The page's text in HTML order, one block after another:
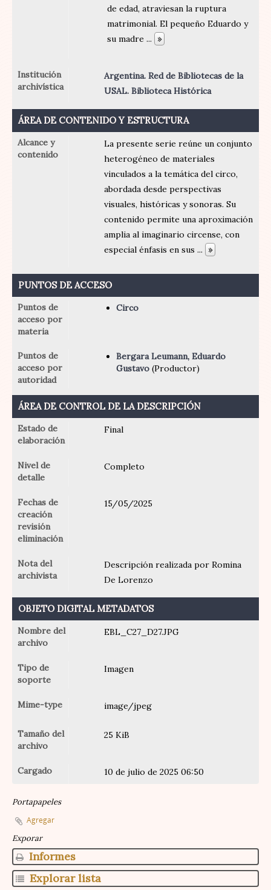
de edad, atraviesan la ruptura
matrimonial. El pequeño Eduardo y
su madre... »
Institución
archivística
Argentina. Red de Bibliotecas de la
USAL. Biblioteca Histórica
ÁREA DE CONTENIDO Y ESTRUCTURA
Alcance y
contenido
La presente serie reúne un conjunto
heterogéneo de materiales
vinculados a la temática del circo,
abordada desde perspectivas
visuales, históricas y sonoras. Su
contenido permite una aproximación
amplia al imaginario circense, con
especial énfasis en sus... »
PUNTOS DE ACCESO
Puntos de
acceso por
materia
Circo
Puntos de
acceso por
autoridad
Bergara Leumann, Eduardo
Gustavo (Productor)
ÁREA DE CONTROL DE LA DESCRIPCIÓN
Estado de
elaboración
Final
Nivel de
detalle
Completo
Fechas de
creación
revisión
eliminación
15/05/2025
Nota del
archivista
Descripción realizada por Romina
De Lorenzo
OBJETO DIGITAL METADATOS
Nombre del
archivo
EBL_C27_D27.JPG
Tipo de
soporte
Imagen
Mime-type image/jpeg
Tamaño del
archivo
25 KiB
Cargado 10 de julio de 2025 06:50
Portapapeles
Agregar
Exporar
Informes
Explorar lista